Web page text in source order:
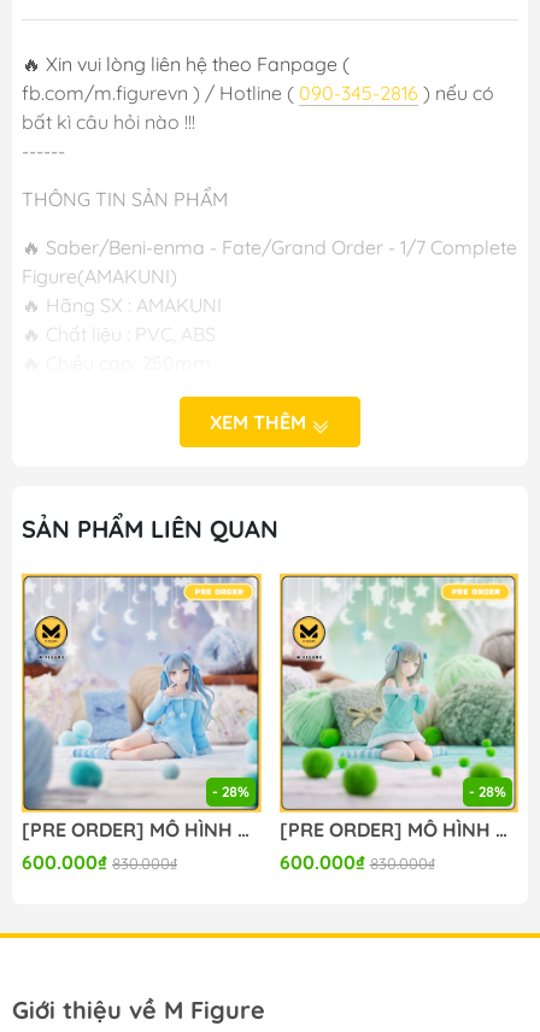
🔥 Xin vui lòng liên hệ theo Fanpage (
fb.com/m.figurevn ) / Hotline ( 090-345-2816 ) nếu có
bất kì câu hỏi nào !!!
------
THÔNG TIN SẢN PHẨM
🔥 Saber/Beni-enma - Fate/Grand Order - 1/7 Complete
Figure(AMAKUNI)
🔥 Hãng SX : AMAKUNI
🔥 Chất liệu : PVC, ABS
🔥 Phát hành :T4/2024
M FIGURE - MÔ HÌNH ANIME CHÍNH HÃNG NHẬT BẢN
🔥Add: Ngọc Hồi - Hoàng Liệt - Hoàng Mai - Hà Nội
🔥Hotline:090-345-2816or098-777-0035
🔥Website: https://mfigure.com/
#figure #mo_hinh #mo_hinh_nhan_vat
#mo_hinh_anime #anime_figure #figure
#mo_hinh_chinh_hang #mo_hinh_figure
#figure_chinh_hang #mo_hinh_tinh #nendoroid
#gameprize #scalefigure
---
XEM THÊM
SẢN PHẨM LIÊN QUAN
- 28%
[PRE ORDER] MÔ HÌNH BanG Dream! - BanG Dream! Ave Mujica - Togawa Sakiko - Yumemirize - ～Pajama Party!～ (Sega Fave) FIGURE CHÍNH HÃNG
600.000₫ 830.000₫
- 28%
[PRE ORDER] MÔ HÌNH BanG Dream! - BanG Dream! Ave Mujica - Wakaba Mutsumi - Yumemirize - ～Pajama Party!～ (Sega Fave) FIGURE CHÍNH HÃNG
600.000₫ 830.000₫
Giới thiệu về M Figure